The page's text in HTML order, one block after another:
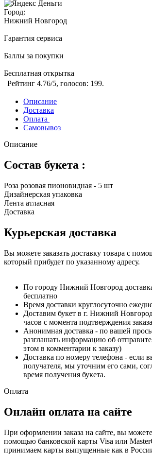
Город:
Нижний Новгород
Гарантия сервиса
Баллы за покупки
Бесплатная открытка
Рейтинг 4.76/5, голосов: 199.
Описание
Доставка
Оплата
Самовывоз
Описание
Состав букета :
Роза розовая пионовидная - 5 шт
Дизайнерская упаковка
Лента атласная
Доставка
Курьерская доставка
Вы можете заказать доставку товара с
который прибудет по указанному адресу.
По городу Нижний Новгород
бесплатно
Время доставки круглосуточно
Доставим букет в г. Нижний
часов с момента подтверждения заказа
Анонимная доставка - по вашей
разглашать информацию об
этом в комментарии к заказу)
Доставка по номеру телефона - если
получателя, мы уточним его сами,
время получения букета.
Оплата
Онлайн оплата на сайте
При оформлении заказа на сайте, вы
помощью банковской карты Visa или
принимаем карты выпущенные как в